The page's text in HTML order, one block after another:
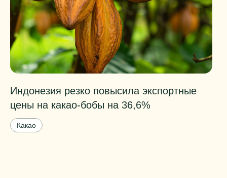
Индонезия резко повысила экспортные
цены на какао-бобы на 36,6%
Какао